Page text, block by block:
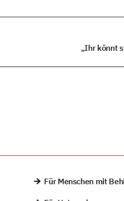
„Ihr könnt
Für Menschen mit